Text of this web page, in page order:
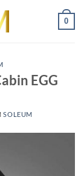
0
EGG
SOLEUM